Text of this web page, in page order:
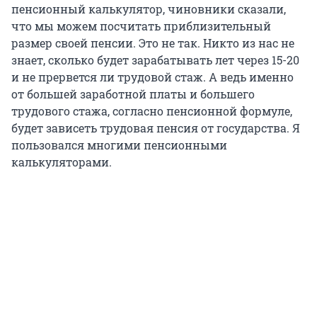
пенсионный калькулятор, чиновники сказали,
что мы можем посчитать приблизительный
размер своей пенсии. Это не так. Никто из нас не
знает, сколько будет зарабатывать лет через 15-20
и не прервется ли трудовой стаж. А ведь именно
от большей заработной платы и большего
трудового стажа, согласно пенсионной формуле,
будет зависеть трудовая пенсия от государства. Я
пользовался многими пенсионными
калькуляторами.